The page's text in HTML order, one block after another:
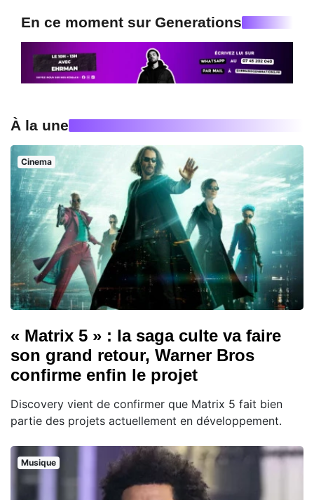
En ce moment sur Generations
À la une
Cinema
« Matrix 5 » : la saga culte va faire
son grand retour, Warner Bros
confirme enfin le projet
Discovery vient de confirmer que Matrix 5 fait bien
partie des projets actuellement en développement.
Musique